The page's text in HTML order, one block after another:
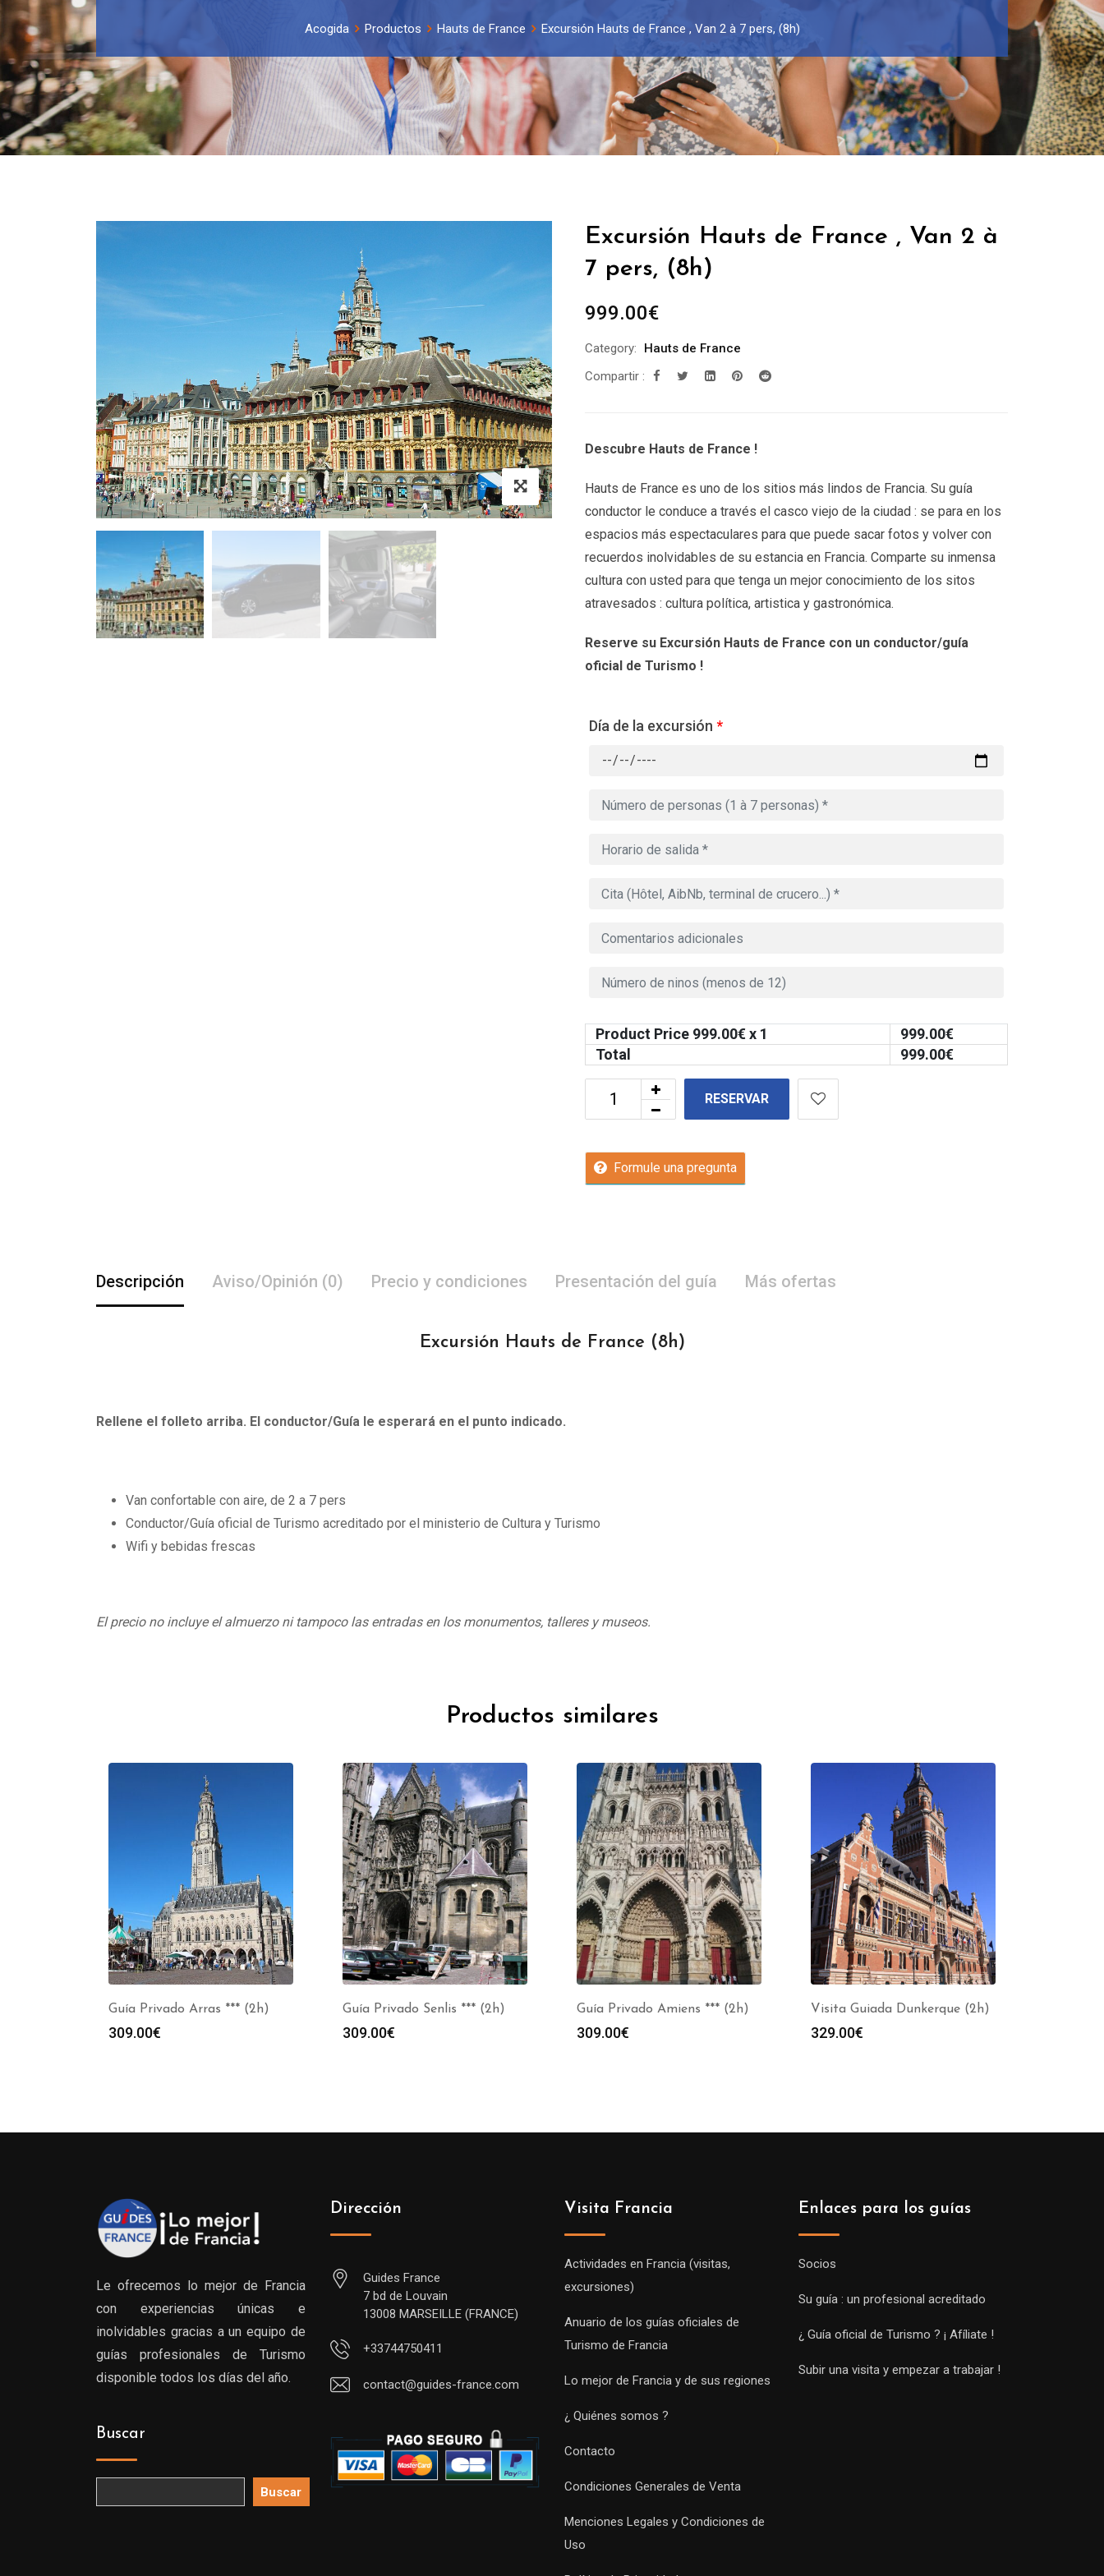
Acogida Productos Hauts de France Excursión Hauts de France , Van 2 à 7 pers, (8h)
Excursión Hauts de France , Van 2 à
7 pers, (8h)
999.00€
Category:
Hauts de France
Compartir :
Descubre Hauts de France !
Hauts de France es uno de los sitios más lindos de Francia. Su guía
conductor le conduce a través el casco viejo de la ciudad : se para en los
espacios más espectaculares para que puede sacar fotos y volver con
recuerdos inolvidables de su estancia en Francia. Comparte su inmensa
cultura con usted para que tenga un mejor conocimiento de los sitos
atravesados : cultura política, artistica y gastronómica.
Reserve su Excursión Hauts de France con un conductor/guía
oficial de Turismo !
Día de la excursión *
Product Price 999.00€ x 1 999.00€
Total
999.00€
RESERVAR
Formule una pregunta
Descripción Aviso/Opinión (0) Precio y condiciones Presentación del guía Más ofertas
Excursión Hauts de France (8h)
Rellene el folleto arriba. El conductor/Guía le esperará en el punto indicado.
Van confortable con aire, de 2 a 7 pers
Conductor/Guía oficial de Turismo acreditado por el ministerio de Cultura y Turismo
Wifi y bebidas frescas
El precio no incluye el almuerzo ni tampoco las entradas en los monumentos, talleres y museos.
Productos similares
Guía Privado Arras *** (2h)
309.00€
Guía Privado Senlis *** (2h)
309.00€
Guía Privado Amiens *** (2h)
309.00€
Visita Guiada Dunkerque (2h)
329.00€
Le ofrecemos lo mejor de Francia
con experiencias únicas e
inolvidables gracias a un equipo de
guías profesionales de Turismo
disponible todos los días del año.
Buscar
Buscar
Dirección
Guides France
7 bd de Louvain
13008 MARSEILLE (FRANCE)
+33744750411
contact@guides-france.com
Visita Francia
Actividades en Francia (visitas,
excursiones)
Anuario de los guías oficiales de
Turismo de Francia
Lo mejor de Francia y de sus regiones
¿ Quiénes somos ?
Contacto
Condiciones Generales de Venta
Menciones Legales y Condiciones de
Uso
Enlaces para los guías
Socios
Su guía : un profesional acreditado
¿ Guía oficial de Turismo ? ¡ Afíliate !
Subir una visita y empezar a trabajar !